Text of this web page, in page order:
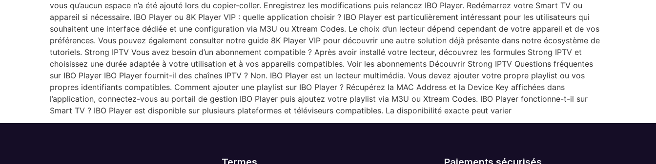
vous qu’aucun espace n’a été ajouté lors du copier-coller. Enregistrez les modifications puis relancez IBO Player. Redémarrez votre Smart TV ou
appareil si nécessaire. IBO Player ou 8K Player VIP : quelle application choisir ? IBO Player est particulièrement intéressant pour les utilisateurs qui
souhaitent une interface dédiée et une configuration via M3U ou Xtream Codes. Le choix d’un lecteur dépend cependant de votre appareil et de vos
préférences. Vous pouvez également consulter notre guide 8K Player VIP pour découvrir une autre solution déjà présente dans notre écosystème de
tutoriels. Strong IPTV Vous avez besoin d’un abonnement compatible ? Après avoir installé votre lecteur, découvrez les formules Strong IPTV et
choisissez une durée adaptée à votre utilisation et à vos appareils compatibles. Voir les abonnements Découvrir Strong IPTV Questions fréquentes
sur IBO Player IBO Player fournit-il des chaînes IPTV ? Non. IBO Player est un lecteur multimédia. Vous devez ajouter votre propre playlist ou vos
propres identifiants compatibles. Comment ajouter une playlist sur IBO Player ? Récupérez la MAC Address et la Device Key affichées dans
l’application, connectez-vous au portail de gestion IBO Player puis ajoutez votre playlist via M3U ou Xtream Codes. IBO Player fonctionne-t-il sur
Smart TV ? IBO Player est disponible sur plusieurs plateformes et téléviseurs compatibles. La disponibilité exacte peut varier